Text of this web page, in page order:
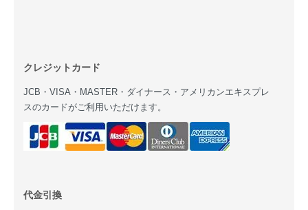
クレジットカード
JCB・VISA・MASTER・ダイナース・アメリカンエキスプレ
スのカードがご利用いただけます。
代金引換